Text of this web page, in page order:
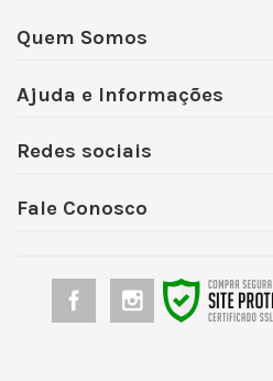
Quem Somos
Ajuda e Informações
Redes sociais
Fale Conosco